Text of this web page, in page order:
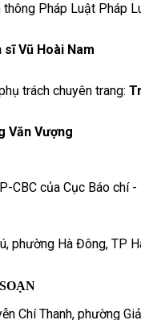
thông Pháp Luật Pháp
sĩ Vũ Hoài Nam
trách chuyên trang:
Văn Vượng
CBC của Cục Báo chí -
phường Hà Đông, TP
Chí Thanh, phường